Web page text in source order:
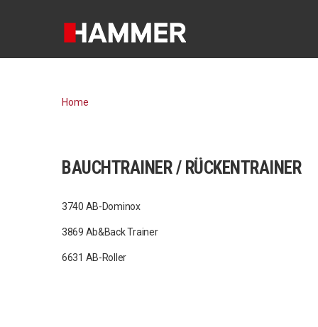
Home
BAUCHTRAINER / RÜCKENTRAINER
3740 AB-Dominox
3869 Ab&Back Trainer
6631 AB-Roller